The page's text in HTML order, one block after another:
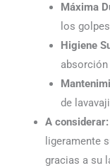
Máxima
los
Higiene
de
A considerar:
ligeramente
gracias a su